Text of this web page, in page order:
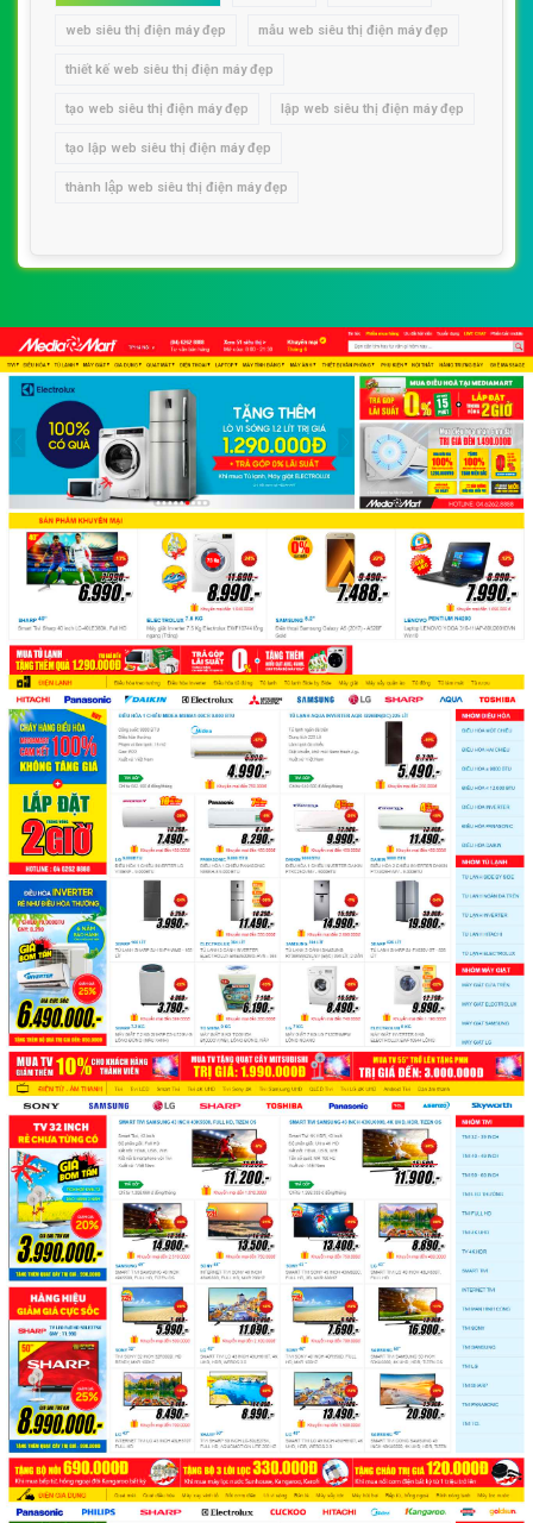
web siêu thị điện máy đẹp mẫu web siêu thị điện máy đẹp
thiết kế web siêu thị điện máy đẹp
tạo web siêu thị điện máy đẹp lập web siêu thị điện máy đẹp
tạo lập web siêu thị điện máy đẹp
thành lập web siêu thị điện máy đẹp